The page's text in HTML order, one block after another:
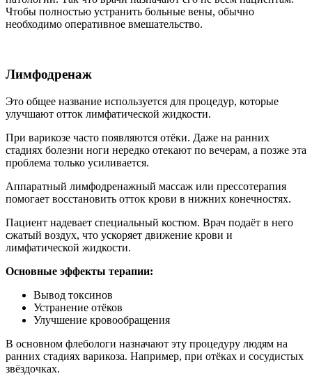
Чтобы полностью устранить больные вены, обычно
необходимо оперативное вмешательство.
Лимфодренаж
Это общее название используется для процедур, которые
улучшают отток лимфатической жидкости.
При варикозе часто появляются отёки. Даже на ранних
стадиях болезни ноги нередко отекают по вечерам, а позже эта
проблема только усиливается.
Аппаратный лимфодренажный массаж или прессотерапия
помогает восстановить отток крови в нижних конечностях.
Пациент надевает специальный костюм. Врач подаёт в него
сжатый воздух, что ускоряет движение крови и
лимфатической жидкости.
Основные эффекты терапии:
Вывод токсинов
Устранение отёков
Улучшение кровообращения
В основном флебологи назначают эту процедуру людям на
ранних стадиях варикоза. Например, при отёках и сосудистых
звёздочках.